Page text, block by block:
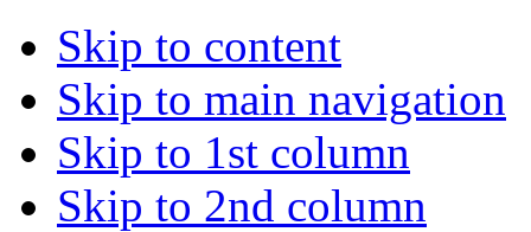
Skip to content
Skip to main navigation
Skip to 1st column
Skip to 2nd column